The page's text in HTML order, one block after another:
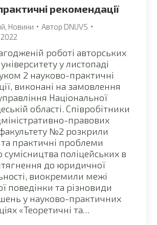
рекомендації
Новини Автор DNUVS
роботі авторських
у листопаді
2 науково-практичні
виконані на замовлення
Національної
області. Співробітники
правових
№2 розкрили
практичні проблеми
поліцейських в
до юридичної
виокремили межі
поведінки та різновиди
у науково-практичних
«Теоретичні та…